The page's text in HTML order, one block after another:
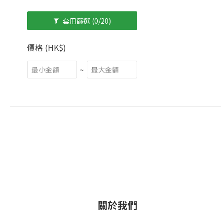
套用篩選 (0/20)
價格 (HK$)
~
關於我們